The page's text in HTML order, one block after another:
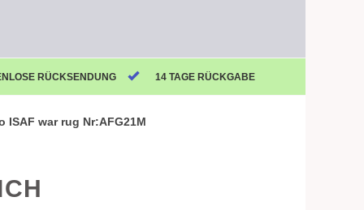
RÜCKSENDUNG 14 TAGE RÜCKGABE
war rug Nr:AFG21M